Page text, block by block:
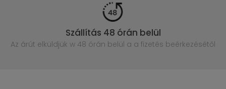
Szállítás 48 órán belül
Az árút elküldjük w 48 órán belül a a fizetés beérkezésétől